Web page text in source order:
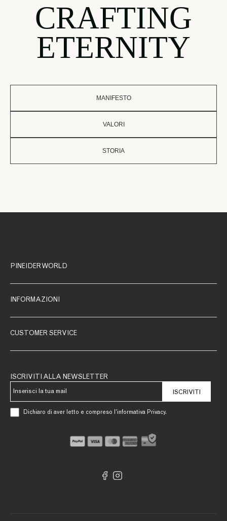
CRAFTING
ETERNITY
MANIFESTO
VALORI
STORIA
PINEIDER WORLD
INFORMAZIONI
CUSTOMER SERVICE
ISCRIVITI ALLA NEWSLETTER
ISCRIVITI
Dichiaro di aver letto e compreso l’informativa Privacy.